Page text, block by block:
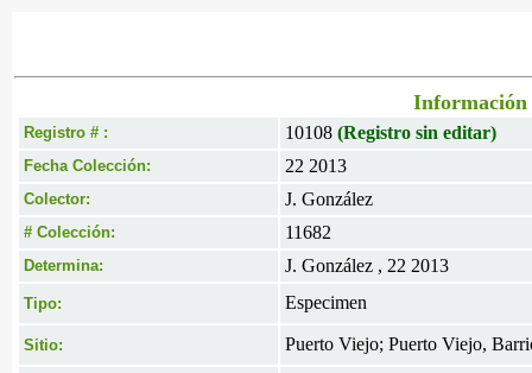
Información
Registro # : 10108 (Registro sin editar)
Fecha Colección: 22 2013
Colector: J. González
# Colección: 11682
Determina: J. González , 22 2013
Tipo: Especimen
Sitio: Puerto Viejo; Puerto Viejo,